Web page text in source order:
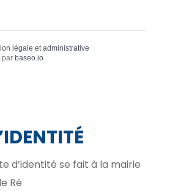
légale et administrative
par baseo.io
d’identité se fait à la mairie
Ré